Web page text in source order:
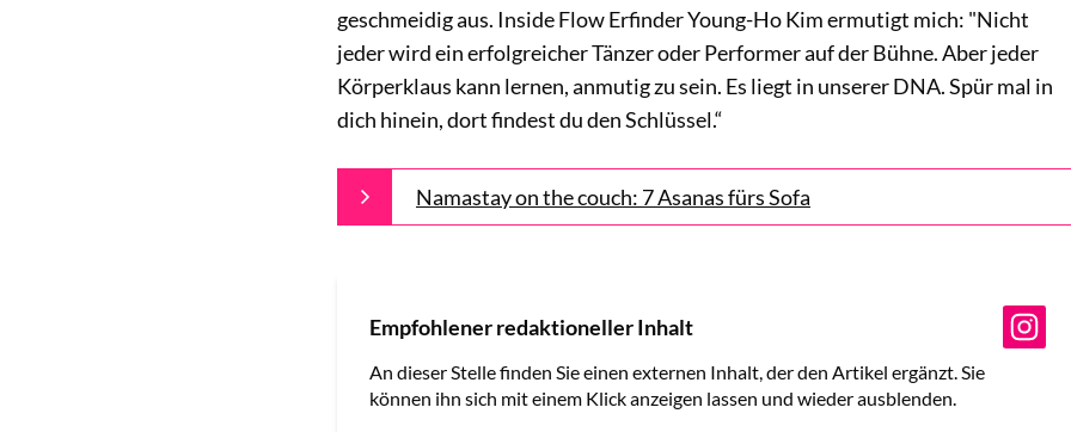
geschmeidig aus. Inside Flow Erfinder Young-Ho Kim ermutigt mich: "Nicht
jeder wird ein erfolgreicher Tänzer oder Performer auf der Bühne. Aber jeder
Körperklaus kann lernen, anmutig zu sein. Es liegt in unserer DNA. Spür mal in
dich hinein, dort findest du den Schlüssel.“
Namastay on the couch: 7 Asanas fürs Sofa
Empfohlener redaktioneller Inhalt
An dieser Stelle finden Sie einen externen Inhalt, der den Artikel ergänzt. Sie
können ihn sich mit einem Klick anzeigen lassen und wieder ausblenden.